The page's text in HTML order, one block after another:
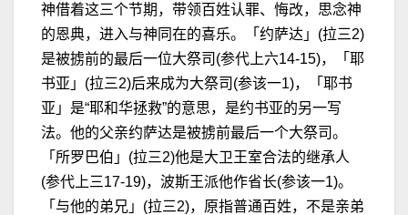
神借着这三个节期，带领百姓认罪、悔改，思念神
的恩典，进入与神同在的喜乐。「约萨达」(拉三2)
是被掳前的最后一位大祭司(参代上六14-15)，「耶
书亚」(拉三2)后来成为大祭司(参该一1)，「耶书
亚」是“耶和华拯救”的意思，是约书亚的另一写
法。他的父亲约萨达是被掳前最后一个大祭司。
「所罗巴伯」(拉三2)他是大卫王室合法的继承人
(参代上三17-19)，波斯王派他作省长(参该一1)。
「与他的弟兄」(拉三2)，原指普通百姓，不是亲弟